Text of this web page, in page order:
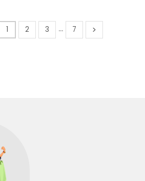
1 2 3 … 7